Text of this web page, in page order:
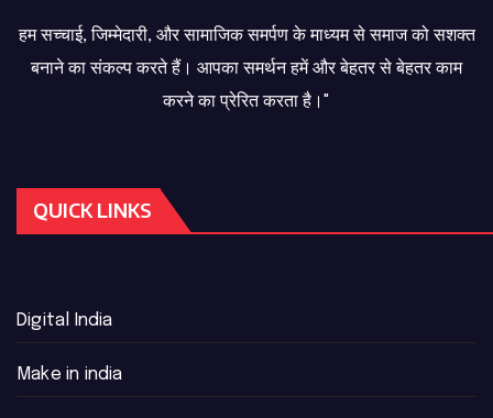
हम सच्चाई, जिम्मेदारी, और सामाजिक समर्पण के माध्यम से समाज को सशक्त
बनाने का संकल्प करते हैं। आपका समर्थन हमें और बेहतर से बेहतर काम
करने का प्रेरित करता है।"
QUICK LINKS
Digital India
Make in india